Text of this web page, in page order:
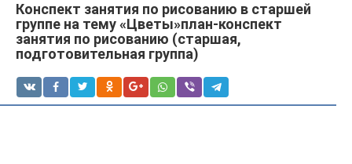
Конспект занятия по рисованию в старшей
группе на тему «Цветы»план-конспект
занятия по рисованию (старшая,
подготовительная группа)